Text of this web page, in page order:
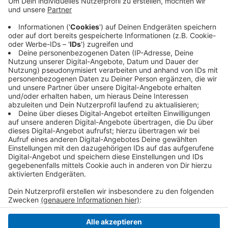
macht sich laut den Statistikern bei den Zahlen
noch nicht wirklich bemerkbar. Das hänge unter
anderem damit zusammen, dass Insolvenzen
grundsätzlich eine längere Bearbeitungszeit
haben.
Veröffentlicht:Freitag, 18.12.2020 05:23
Anzeige
Anzeige